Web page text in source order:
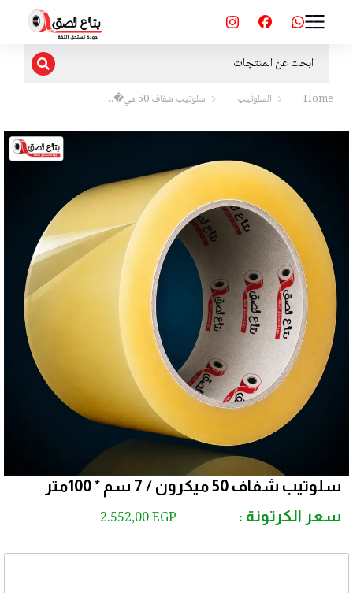
You are here:
Home السلوتيب سلوتيب شفاف 50 مي�…
سلوتيب شفاف 50 ميكرون / 7 سم * 100متر
سعر الكرتونة :
2.552,00EGP